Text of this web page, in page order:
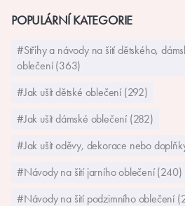
POPULÁRNÍ KATEGORIE
#Střihy a návody na šití dětského,
oblečení (363)
#Jak ušít dětské oblečení (292)
#Jak ušít dámské oblečení (282)
#Jak ušít oděvy, dekorace nebo
#Návody na šití jarního oblečení (240)
#Návody na šití podzimního oblečení